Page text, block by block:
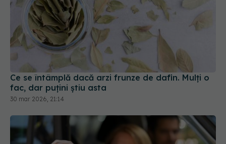
Ce se întâmplă dacă arzi frunze de dafin. Mulți o
fac, dar puțini știu asta
30 mar 2026, 21:14